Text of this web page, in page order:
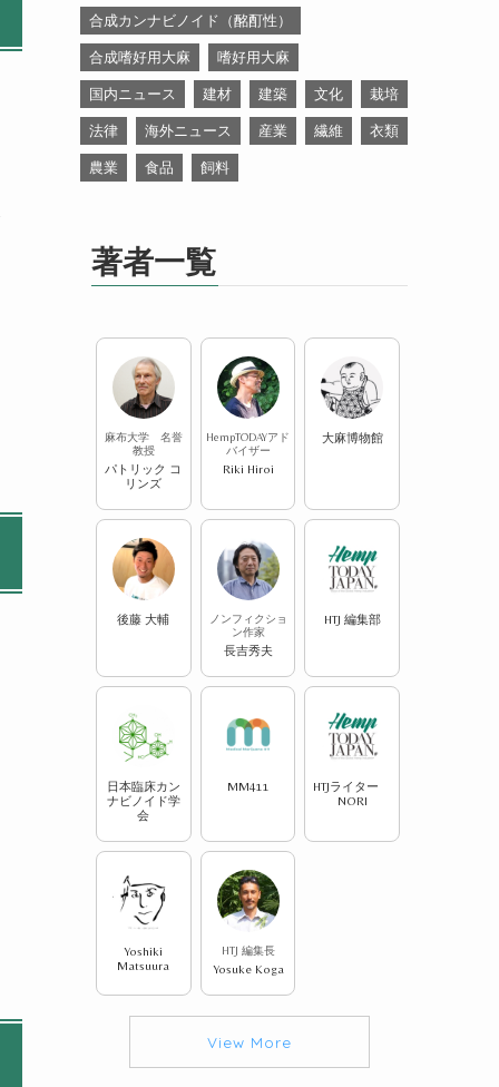
合成カンナビノイド（酩酊性）
合成嗜好用大麻 嗜好用大麻
国内ニュース 建材 建築 文化 栽培
法律 海外ニュース 産業 繊維 衣類
農業 食品 飼料
著者一覧
麻布大学 名誉
教授
パトリック コ
リンズ
HempTODAYアド
バイザー
Riki Hiroi
大麻博物館
後藤 大輔
ノンフィクショ
ン作家
長吉秀夫
HTJ 編集部
日本臨床カン
ナビノイド学
会
MM411
HTJライター
NORI
Yoshiki
Matsuura
HTJ 編集長
Yosuke Koga
View More